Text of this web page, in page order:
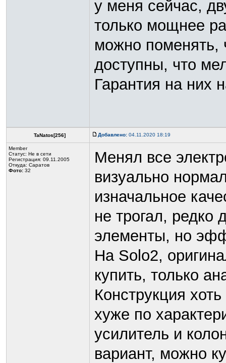
у меня сейчас,
только мощнее
можно поменять,
доступны, что
Гарантия на них
TaNatos[256] Добавлено: 04.11.2020 18:19
Member
Статус: Не в сети
Регистрация: 09.11.2005
Откуда: Саратов
Фото: 32
Менял все
визуально
изначальное
не трогал, редко
элементы, но
На Solo2,
купить, только
Конструкция
хуже по
усилитель и
вариант, можно